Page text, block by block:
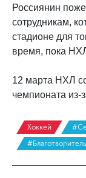
Россиянин
сотрудникам,
стадионе для
время, пока
12 марта НХЛ
чемпионата из-
Хоккей